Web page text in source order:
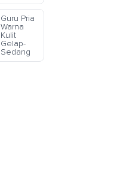
Guru Pria
Warna
Kulit
Gelap-
Sedang